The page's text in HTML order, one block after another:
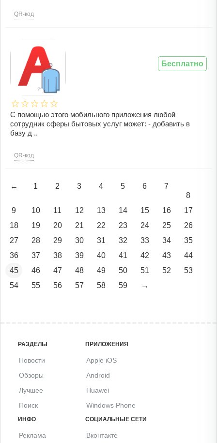
QR-код
С помощью этого мобильного приложения любой
сотрудник сферы бытовых услуг может: - добавить в
базу д ..
QR-код
Бесплатно
← 1 2 3 4 5 6
7
8
9
10 11 12 13 14 15 16
17
18
19 20 21 22 23 24 25
26
27
28 29 30 31 32 33 34
35
36
37 38 39 40 41 42 43
44
45
46 47 48 49 50 51 52
53
54
55 56 57 58 59 →
РАЗДЕЛЫ
Новости
Обзоры
Лучшее
Поиск
ПРИЛОЖЕНИЯ
Apple iOS
Android
Huawei
Windows Phone
ИНФО
Реклама
СОЦИАЛЬНЫЕ СЕТИ
Вконтакте